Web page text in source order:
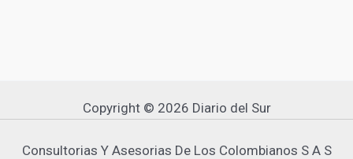
Copyright © 2026 Diario del Sur
Consultorias Y Asesorias De Los Colombianos S A S